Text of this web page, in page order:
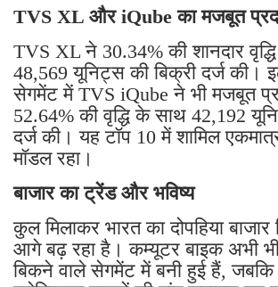
TVS XL और iQube का मजबूत
TVS XL ने 30.34% की शानदार
48,569 यूनिट्स की बिक्री दर्ज की।
सेगमेंट में TVS iQube ने भी मजबूत
52.64% की वृद्धि के साथ 42,192
दर्ज की। यह टॉप 10 में शामिल
मॉडल रहा।
बाजार का ट्रेंड और भविष्य
कुल मिलाकर भारत का दोपहिया
आगे बढ़ रहा है। कम्यूटर बाइक अभी
बिकने वाले सेगमेंट में बनी हुई हैं,